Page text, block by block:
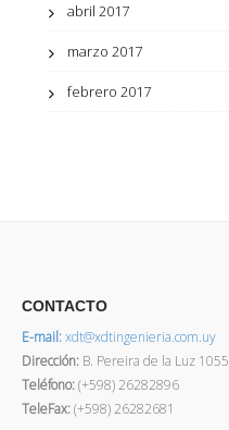
abril 2017
marzo 2017
febrero 2017
CONTACTO
E-mail:xdt@xdtingenieria.com.uy
Dirección: B. Pereira de la Luz 1055
Teléfono:(+598) 26282896
TeleFax:(+598) 26282681